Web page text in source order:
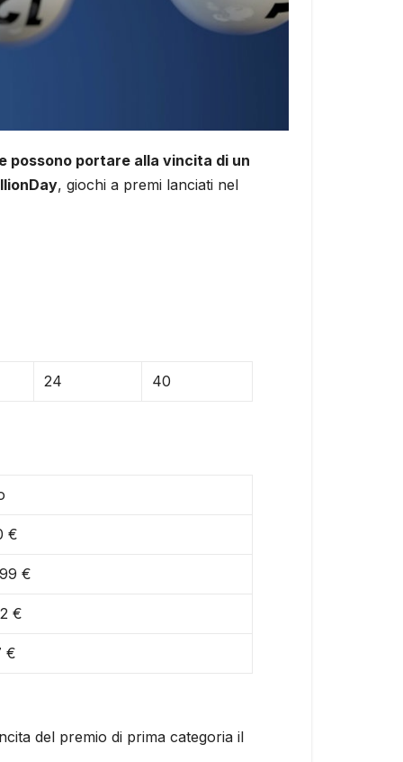
possono portare alla vincita di un
, giochi a premi lanciati nel
24 40
€
€
€
€
del premio di prima categoria il